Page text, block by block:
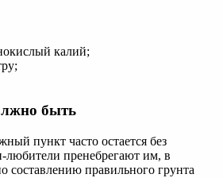
калий;
быть
пункт часто остается без
пренебрегают им, в
составлению правильного грунта